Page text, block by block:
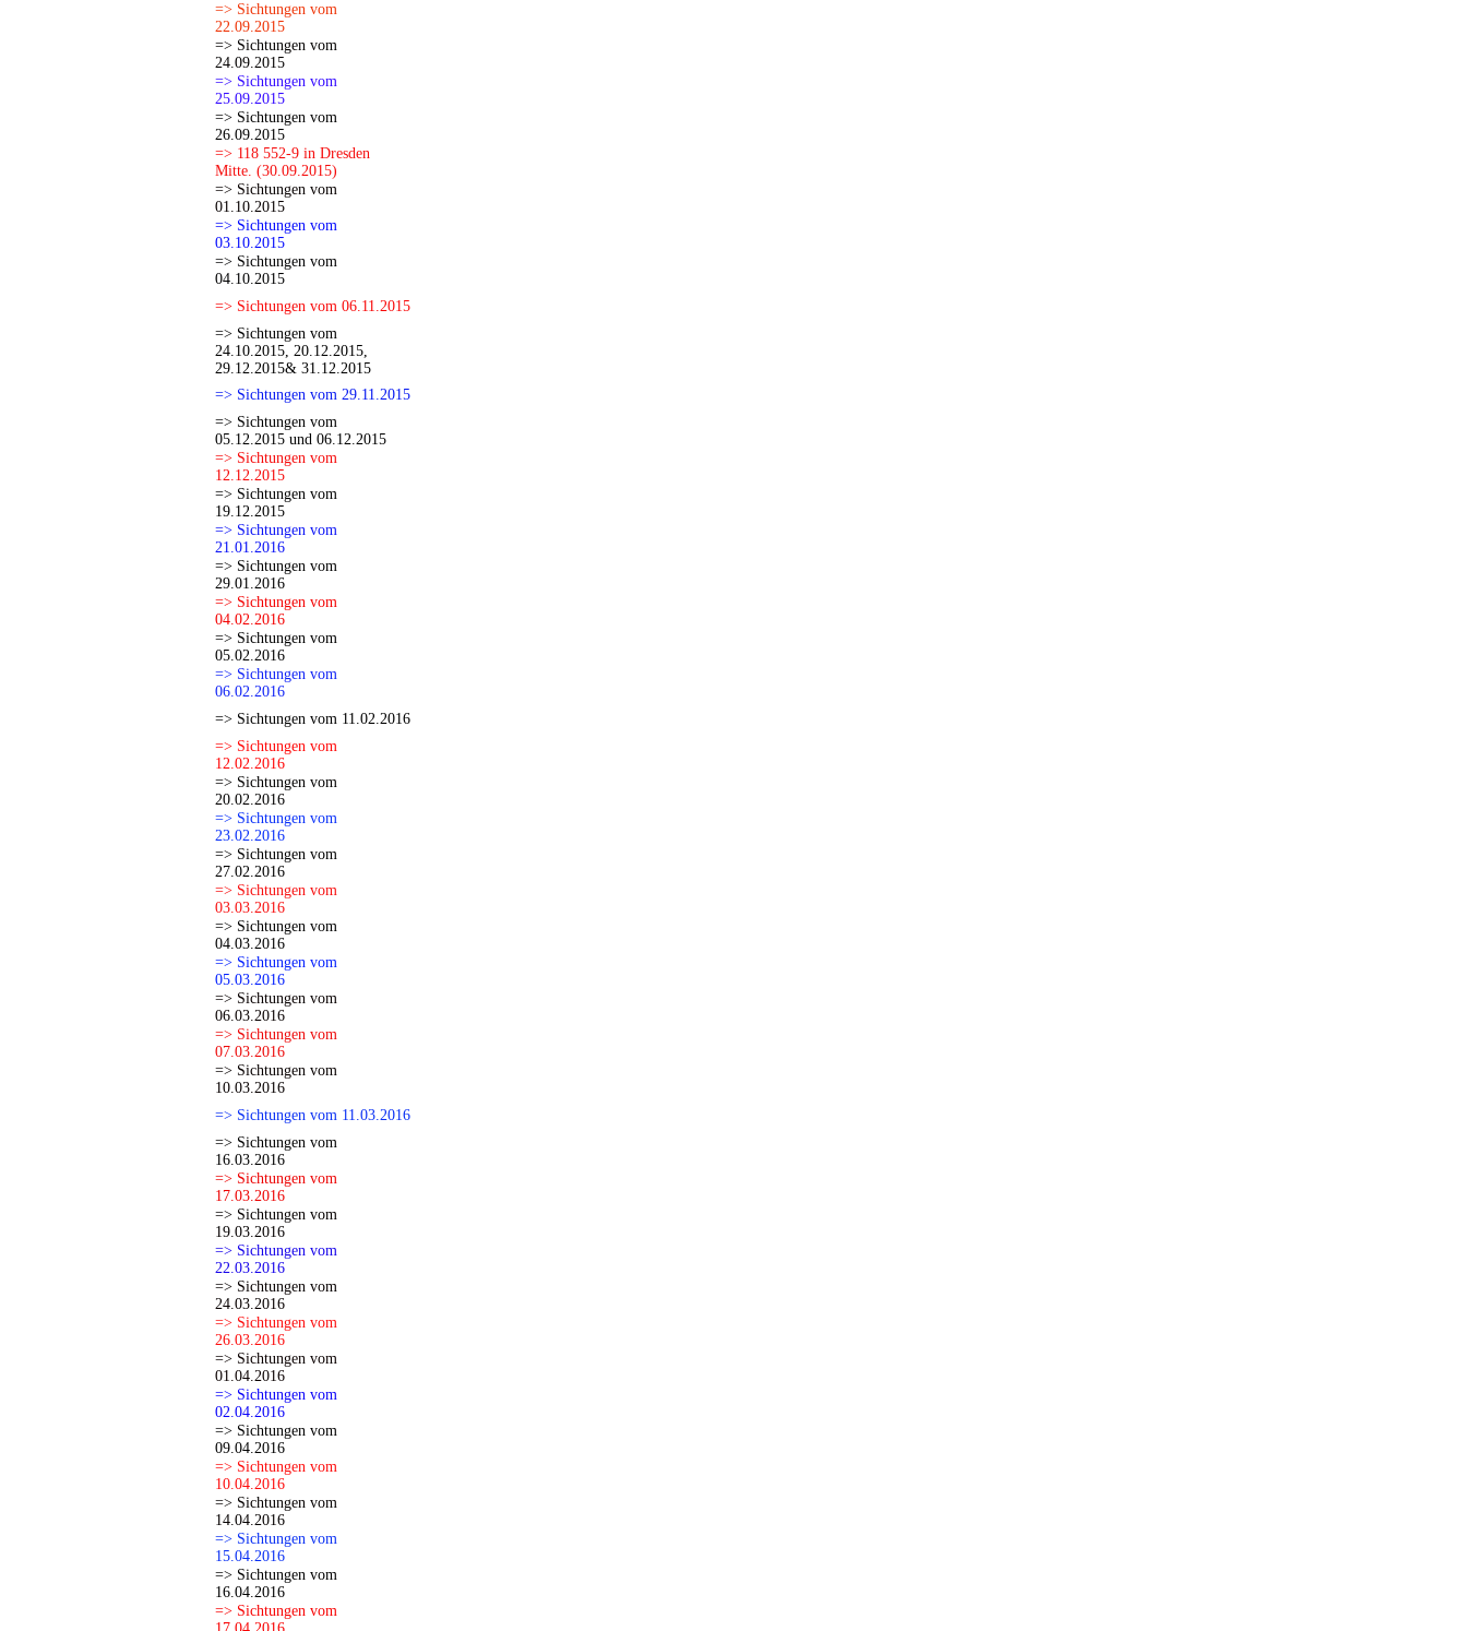
=> Sichtungen vom
22.09.2015
=> Sichtungen vom
24.09.2015
=> Sichtungen vom
25.09.2015
=> Sichtungen vom
26.09.2015
=> 118 552-9 in Dresden
Mitte. (30.09.2015)
=> Sichtungen vom
01.10.2015
=> Sichtungen vom
03.10.2015
=> Sichtungen vom
04.10.2015
=> Sichtungen vom 06.11.2015
=> Sichtungen vom
24.10.2015, 20.12.2015,
29.12.2015& 31.12.2015
=> Sichtungen vom 29.11.2015
=> Sichtungen vom
05.12.2015 und 06.12.2015
=> Sichtungen vom
12.12.2015
=> Sichtungen vom
19.12.2015
=> Sichtungen vom
21.01.2016
=> Sichtungen vom
29.01.2016
=> Sichtungen vom
04.02.2016
=> Sichtungen vom
05.02.2016
=> Sichtungen vom
06.02.2016
=> Sichtungen vom 11.02.2016
=> Sichtungen vom
12.02.2016
=> Sichtungen vom
20.02.2016
=> Sichtungen vom
23.02.2016
=> Sichtungen vom
27.02.2016
=> Sichtungen vom
03.03.2016
=> Sichtungen vom
04.03.2016
=> Sichtungen vom
05.03.2016
=> Sichtungen vom
06.03.2016
=> Sichtungen vom
07.03.2016
=> Sichtungen vom
10.03.2016
=> Sichtungen vom 11.03.2016
=> Sichtungen vom
16.03.2016
=> Sichtungen vom
17.03.2016
=> Sichtungen vom
19.03.2016
=> Sichtungen vom
22.03.2016
=> Sichtungen vom
24.03.2016
=> Sichtungen vom
26.03.2016
=> Sichtungen vom
01.04.2016
=> Sichtungen vom
02.04.2016
=> Sichtungen vom
09.04.2016
=> Sichtungen vom
10.04.2016
=> Sichtungen vom
14.04.2016
=> Sichtungen vom
15.04.2016
=> Sichtungen vom
16.04.2016
=> Sichtungen vom